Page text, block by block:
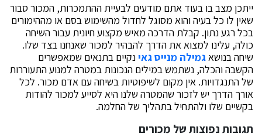
ייתכן מצב בו בעוד אתם מודעים לבעיית ההתמכרות, המכור סבור
שאין לו כל בעיה והוא מסוגל לחדול מהשימוש בסם או מההימורים
בכל רגע נתון. קבלת הדרכה מאיש מקצוע חיונית עבור השיחה
כולה, עלינו למצוא את הדרך להבהיר למכור שאנחנו בצד שלו.
שיחה בנושא גמילה מנייס גאינקיים בתנאים שמאפשרים
הקשבה והכלה, נשתמש במילים הנכונות במטרה למנוע התעוררות
של התנגדויות. אין מקום לשיפוטיות בשיחה עם אדם מכור. לכל
אורך הדרך יש לזכור שהמטרה שלנו היא לסייע למכור להודות
בקשיים שלו ולהתחיל בתהליך של החלמה.
תגובות נפוצות של מכורים